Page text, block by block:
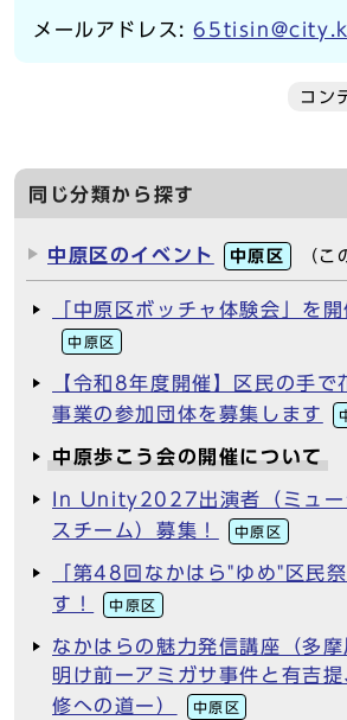
メールアドレス:
コン
同じ分類から探す
中原区のイベント 中原区 （こ
「中原区ボッチャ体験会」を開
中原区
【令和8年度開催】区民の手で
事業の参加団体を募集します
中原歩こう会の開催について
In Unity2027出演者（ミュー
スチーム）募集！
中原区
「第48回なかはら"ゆめ"区民
す！
中原区
なかはらの魅力発信講座（多
明け前ーアミガサ事件と有吉
修への道ー）
中原区